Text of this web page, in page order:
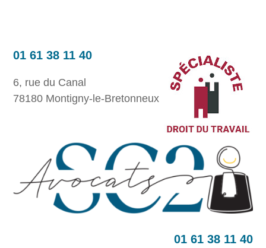
01 61 38 11 40
6, rue du Canal
78180 Montigny-le-Bretonneux
01 61 38 11 40